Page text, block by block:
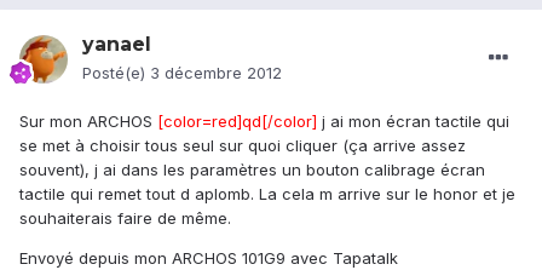
yanael
Posté(e) 3 décembre 2012
Sur mon ARCHOS [color=red]qd[/color] j ai mon écran tactile qui
se met à choisir tous seul sur quoi cliquer (ça arrive assez
souvent), j ai dans les paramètres un bouton calibrage écran
tactile qui remet tout d aplomb. La cela m arrive sur le honor et je
souhaiterais faire de même.
Envoyé depuis mon ARCHOS 101G9 avec Tapatalk